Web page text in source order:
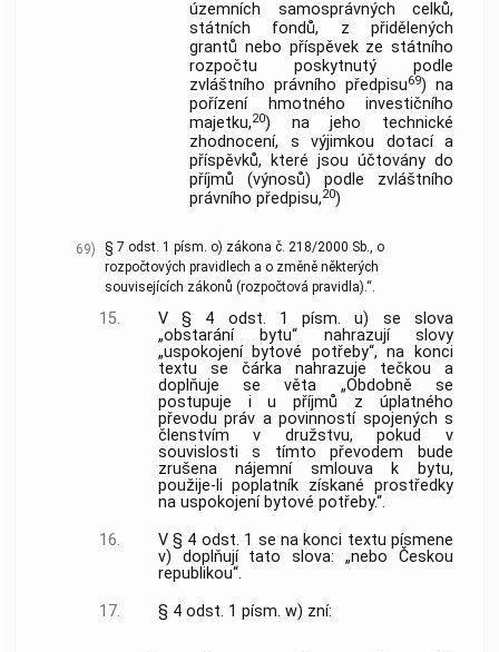
územních samosprávných celků,
státních fondů, z přidělených
grantů nebo příspěvek ze státního
rozpočtu poskytnutý podle
zvláštního právního předpisu69) na
pořízení hmotného investičního
majetku,20) na jeho technické
zhodnocení, s výjimkou dotací a
příspěvků, které jsou účtovány do
příjmů (výnosů) podle zvláštního
právního předpisu,20)
69)
§ 7 odst. 1 písm. o) zákona č. 218/2000 Sb., o
rozpočtových pravidlech a o změně některých
souvisejících zákonů (rozpočtová pravidla).“.
15.
V § 4 odst. 1 písm. u) se slova
„obstarání bytu“ nahrazují slovy
„uspokojení bytové potřeby“, na konci
textu se čárka nahrazuje tečkou a
doplňuje se věta „Obdobně se
postupuje i u příjmů z úplatného
převodu práv a povinností spojených s
členstvím v družstvu, pokud v
souvislosti s tímto převodem bude
zrušena nájemní smlouva k bytu,
použije-li poplatník získané prostředky
na uspokojení bytové potřeby.“.
16.
V § 4 odst. 1 se na konci textu písmene
v) doplňují tato slova: „nebo Českou
republikou“.
17.
§ 4 odst. 1 písm. w) zní: